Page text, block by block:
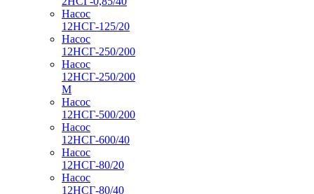
Насос
12НСГ-125/20
Насос
12НСГ-250/200
Насос
12НСГ-250/200
М
Насос
12НСГ-500/200
Насос
12НСГ-600/40
Насос
12НСГ-80/20
Насос
12НСГ-80/40